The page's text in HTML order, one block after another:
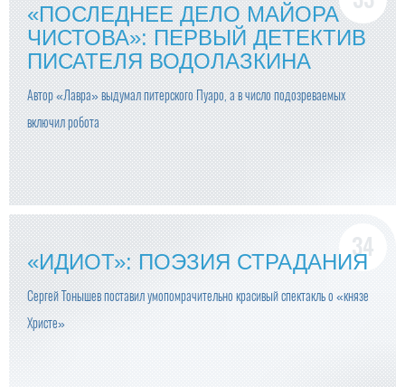
«ПОСЛЕДНЕЕ ДЕЛО МАЙОРА
ЧИСТОВА»: ПЕРВЫЙ ДЕТЕКТИВ
ПИСАТЕЛЯ ВОДОЛАЗКИНА
Автор «Лавра» выдумал питерского Пуаро, а в число подозреваемых
включил робота
«ИДИОТ»: ПОЭЗИЯ СТРАДАНИЯ
Сергей Тонышев поставил умопомрачительно красивый спектакль о «князе
Христе»